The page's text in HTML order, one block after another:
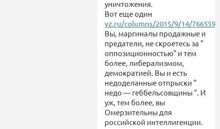
уничтожения.
Вот еще один
vz.ru/columns/2015/9/14/
Вы, маргиналы продажные и
предатели, не скроетесь за "
оппозиционностью" и тем
более, либерализмом,
демократией. Вы и есть
недоделанные отпрыски "
недо — геббельсовщины ". И
уж, тем более, вы
Омерзительны для
российской интеллигенции.